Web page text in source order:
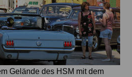
Gelände des HSM mit dem